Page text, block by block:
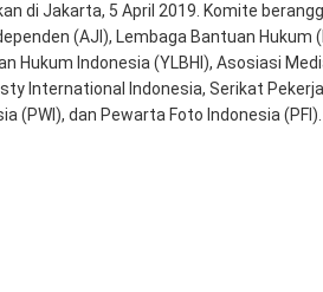
di Jakarta, 5 April 2019. Komite
(AJI), Lembaga Bantuan Hukum
Hukum Indonesia (YLBHI), Asosiasi
International Indonesia, Serikat
(PWI), dan Pewarta Foto Indonesia (PFI).